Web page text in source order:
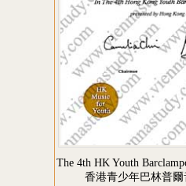
The 4th HK Youth
香港青少年巴林普